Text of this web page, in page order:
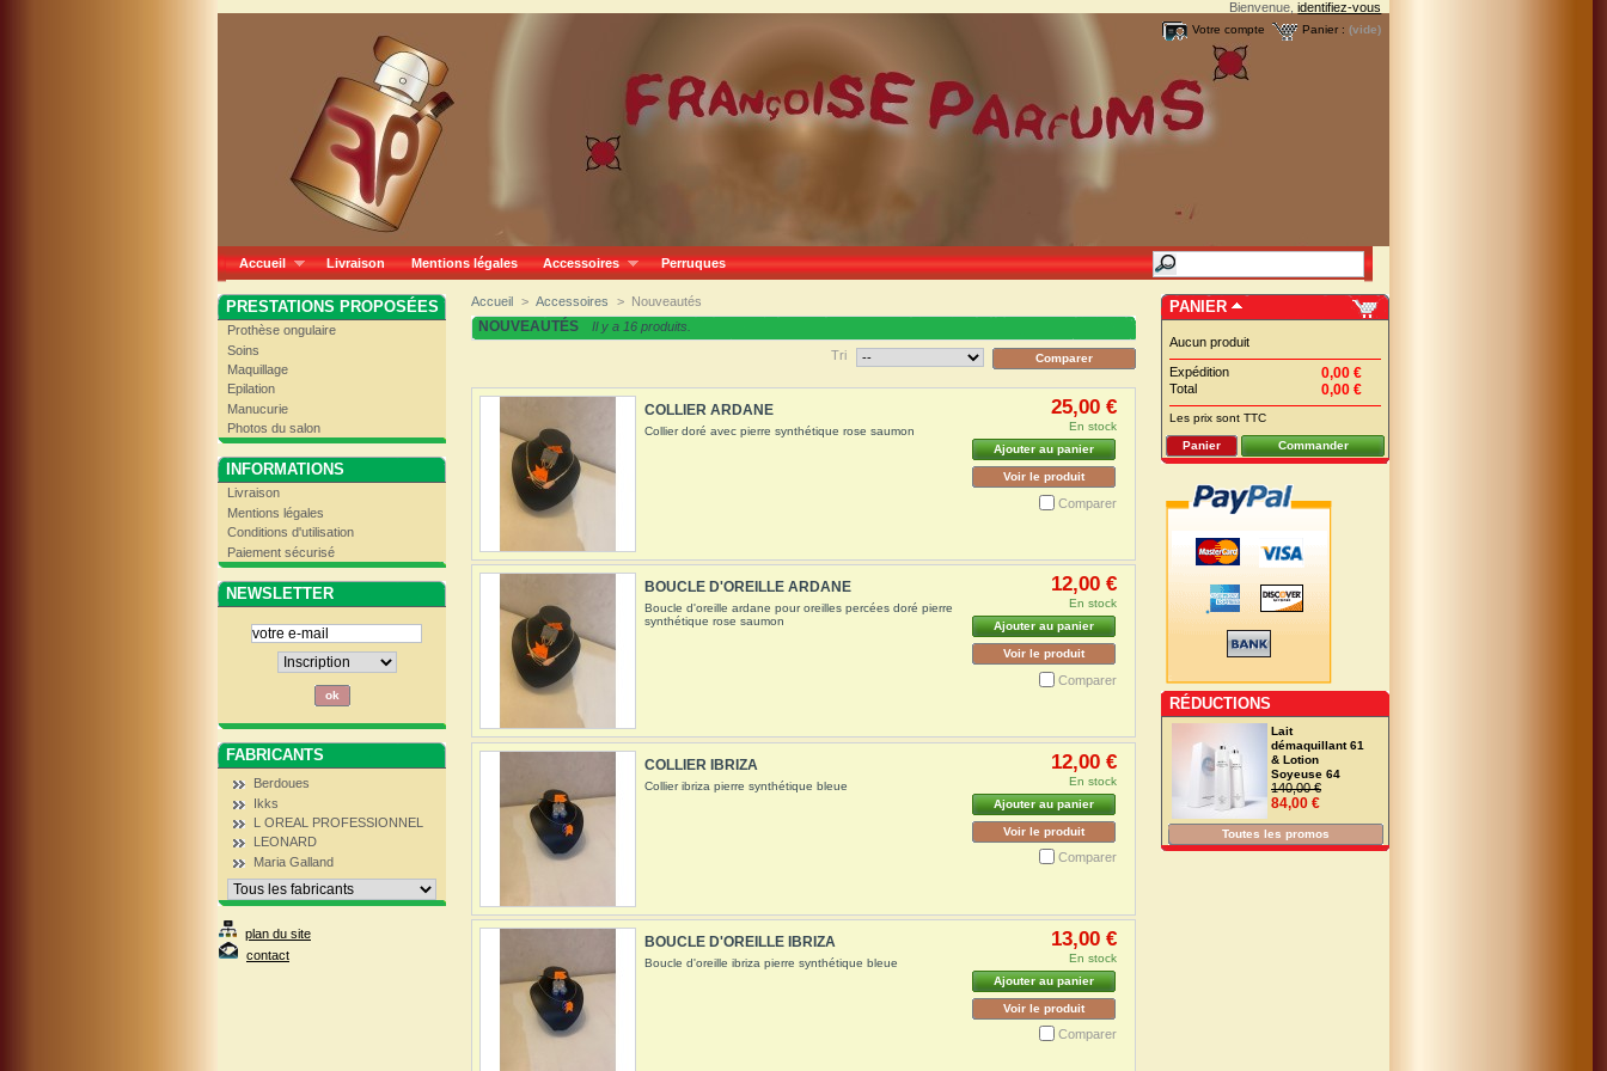
Bienvenue,identifiez-vous
Panier : (vide)
Votre compte
Accueil Livraison Mentions légales Accessoires Perruques
PRESTATIONS PROPOSÉES
Prothèse ongulaire
Soins
Maquillage
Epilation
Manucurie
Photos du salon
INFORMATIONS
Livraison
Mentions légales
Conditions d'utilisation
Paiement sécurisé
NEWSLETTER
FABRICANTS
Berdoues
Ikks
L OREAL PROFESSIONNEL
LEONARD
Maria Galland
plan du site
contact
Accueil > Accessoires > Nouveautés
NOUVEAUTÉS Il y a 16 produits.
Tri
COLLIER ARDANE
Collier doré avec pierre synthétique rose saumon
25,00 €
En stock
Ajouter au panier
Voir le produit
Comparer
BOUCLE D'OREILLE ARDANE
Boucle d'oreille ardane pour oreilles percées doré pierre
synthétique rose saumon
12,00 €
En stock
Ajouter au panier
Voir le produit
Comparer
COLLIER IBRIZA
Collier ibriza pierre synthétique bleue
12,00 €
En stock
Ajouter au panier
Voir le produit
Comparer
BOUCLE D'OREILLE IBRIZA
Boucle d'oreille ibriza pierre synthétique bleue
13,00 €
En stock
Ajouter au panier
Voir le produit
Comparer
PANIER
Aucun produit
Expédition 0,00 €
Total 0,00 €
Les prix sont TTC
Panier Commander
RÉDUCTIONS
Lait
démaquillant 61
& Lotion
Soyeuse 64
140,00 €
84,00 €
Toutes les promos